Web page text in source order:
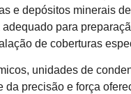
e depósitos minerais
para
de coberturas
unidades de
da precisão e força